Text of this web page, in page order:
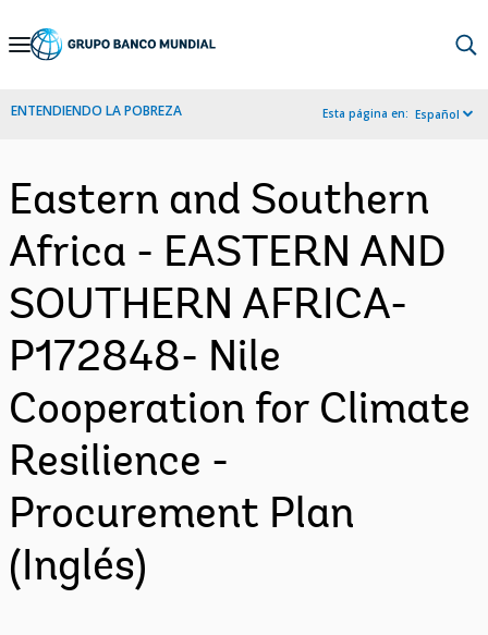
Skip
Navigation
ENTENDIENDO LA POBREZA Esta página en: Español
Eastern and Southern
Africa - EASTERN AND
SOUTHERN AFRICA-
P172848- Nile
Cooperation for Climate
Resilience -
Procurement Plan
(Inglés)